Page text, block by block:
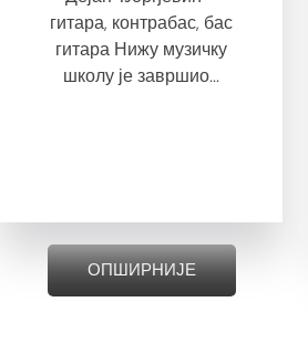
гитара, контрабас, бас
гитара Нижу музичку
школу је завршио...
ОПШИРНИЈЕ